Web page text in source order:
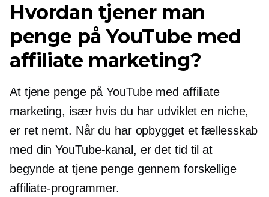
Hvordan tjener man
penge på YouTube med
affiliate marketing?
At tjene penge på YouTube med affiliate
marketing, især hvis du har udviklet en niche,
er ret nemt. Når du har opbygget et fællesskab
med din YouTube-kanal, er det tid til at
begynde at tjene penge gennem forskellige
affiliate-programmer.